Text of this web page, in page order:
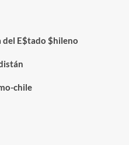
del E$tado $hileno
chile